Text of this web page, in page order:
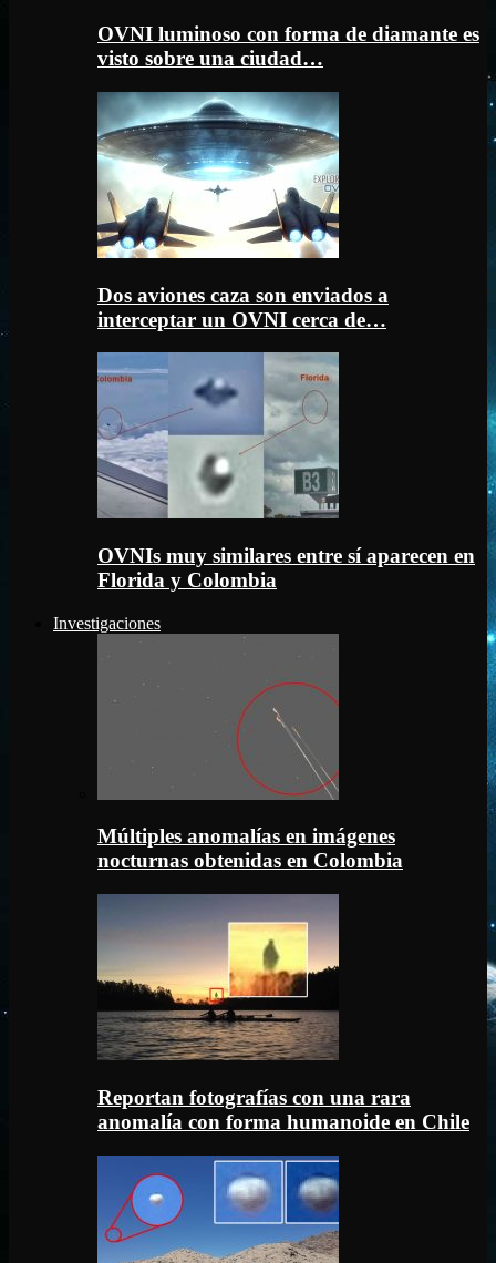
OVNI luminoso con forma de diamante es
visto sobre una ciudad…
Dos aviones caza son enviados a
interceptar un OVNI cerca de…
OVNIs muy similares entre sí aparecen en
Florida y Colombia
Investigaciones
Múltiples anomalías en imágenes
nocturnas obtenidas en Colombia
Reportan fotografías con una rara
anomalía con forma humanoide en Chile